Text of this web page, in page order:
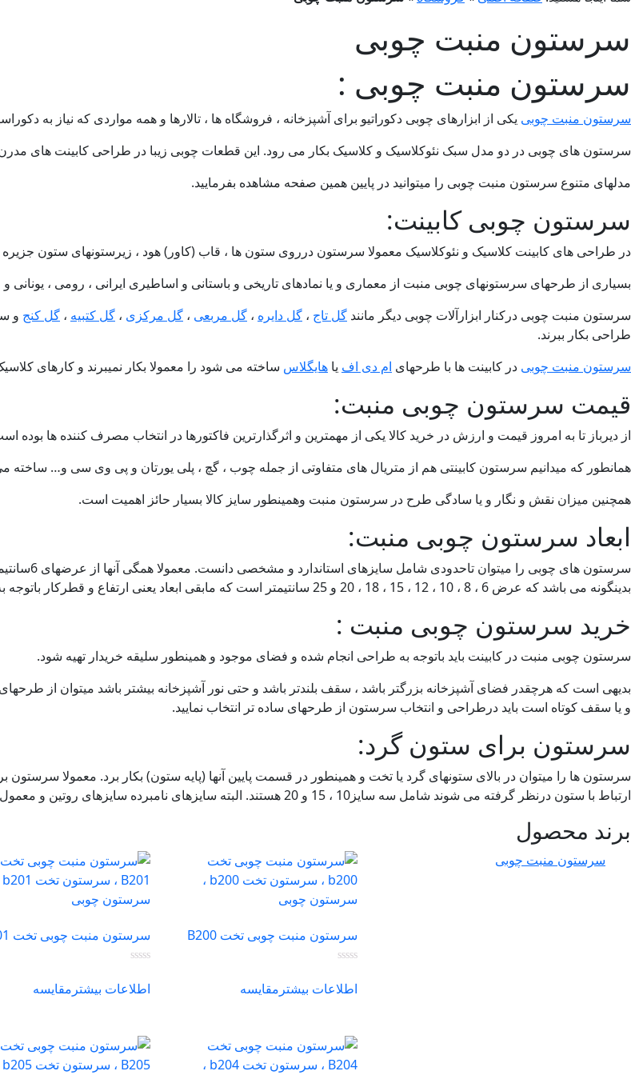
سرستون منبت چوبی
سرستون منبت چوبی :
سرستون منبت چوبی یکی از ابزارهای چوبی دکوراتیو برای آشپزخانه ، فروشگاه ها ، تالارها و همه مواردی که نیاز به
سرستون های چوبی در دو مدل سبک نئوکلاسیک و کلاسیک بکار می رود. این قطعات چوبی زیبا در طراحی کابینت های مدرن
مدلهای متنوع سرستون منبت چوبی را میتوانید در پایین همین صفحه مشاهده بفرمایید.
سرستون چوبی کابینت:
در طراحی های کابینت کلاسیک و نئوکلاسیک معمولا سرستون درروی ستون ها ، قاب (کاور) هود ، زیرستونهای ستون جزیره
بسیاری از طرحهای سرستونهای چوبی منبت از معماری و یا نمادهای تاریخی و باستانی و اساطیری ایرانی ، رومی ،
سرستون منبت چوبی درکنار ابزارآلات چوبی دیگر مانند گل تاج ، گل دایره ، گل مربعی ، گل مرکزی ، گل کتبیه ، گل کنج و
طراحی بکار ببرند.
سرستون منبت چوبی در کابینت ها با طرحهای ام دی اف یا هایگلاس ساخته می شود را معمولا بکار نمیبرند و کارهای
قیمت سرستون چوبی منبت:
از دیرباز تا به امروز قیمت و ارزش در خرید کالا یکی از مهمترین و اثرگذارترین فاکتورها در انتخاب مصرف کننده ها
همانطور که میدانیم سرستون کابینتی هم از متریال های متفاوتی از جمله چوب ، گچ ، پلی یورتان و پی وی سی و… ساخته می
همچنین میزان نقش و نگار و یا سادگی طرح در سرستون منبت وهمینطور سایز کالا بسیار حائز اهمیت است.
ابعاد سرستون چوبی منبت:
بدینگونه می باشد که عرض 6 ، 8 ، 10 ، 12 ، 15 ، 18 ، 20 و 25 سانتیمتر است که مابقی ابعاد یعنی ارتفاع و قطرکار باتوجه به طرح و حفظ زیبایی کالا و همینطور شرایط دستگاه CNC هماهنگ میشوند.
خرید سرستون چوبی منبت :
سرستون چوبی منبت در کابینت باید باتوجه به طراحی انجام شده و فضای موجود و همینطور سلیقه خریدار تهیه شود.
بدیهی است که هرچقدر فضای آشپزخانه بزرگتر باشد ، سقف بلندتر باشد و حتی نور آشپزخانه بیشتر باشد میتوان از
و یا سقف کوتاه است باید درطراحی و انتخاب سرستون از طرحهای ساده تر انتخاب نمایید.
سرستون برای ستون گرد:
سرستون ها را میتوان در بالای ستونهای گرد یا تخت و همینطور در قسمت پایین آنها (پایه ستون) بکار برد. معمولا
ارتباط با ستون درنظر گرفته می شوند شامل سه سایز10 ، 15 و 20 هستند. البته سایزهای نامبرده سایزهای روتین و معمول هستند و برای سایزهای دیگر هم میتوان کالا را سفارش داد.
برند محصول
سرستون منبت چوبی
سرستون منبت چوبی تخت B200
اطلاعات بیشتر مقایسه
سرستون منبت چوبی تخت B201
اطلاعات بیشتر مقایسه